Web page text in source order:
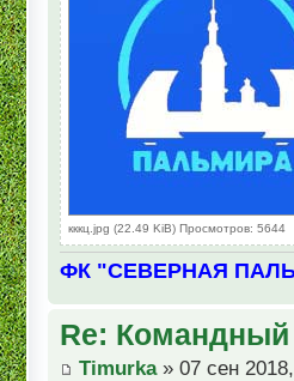
кккц.jpg (22.49 KiB) Просмотров: 5644
ФК "СЕВЕРНАЯ
Re:
Timurka» 07 сен